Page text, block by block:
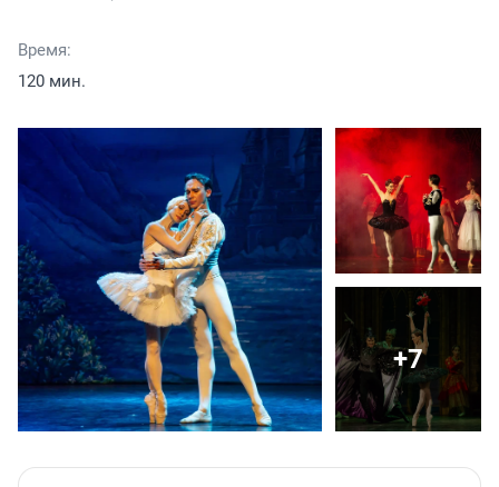
Время:
120 мин.
+7